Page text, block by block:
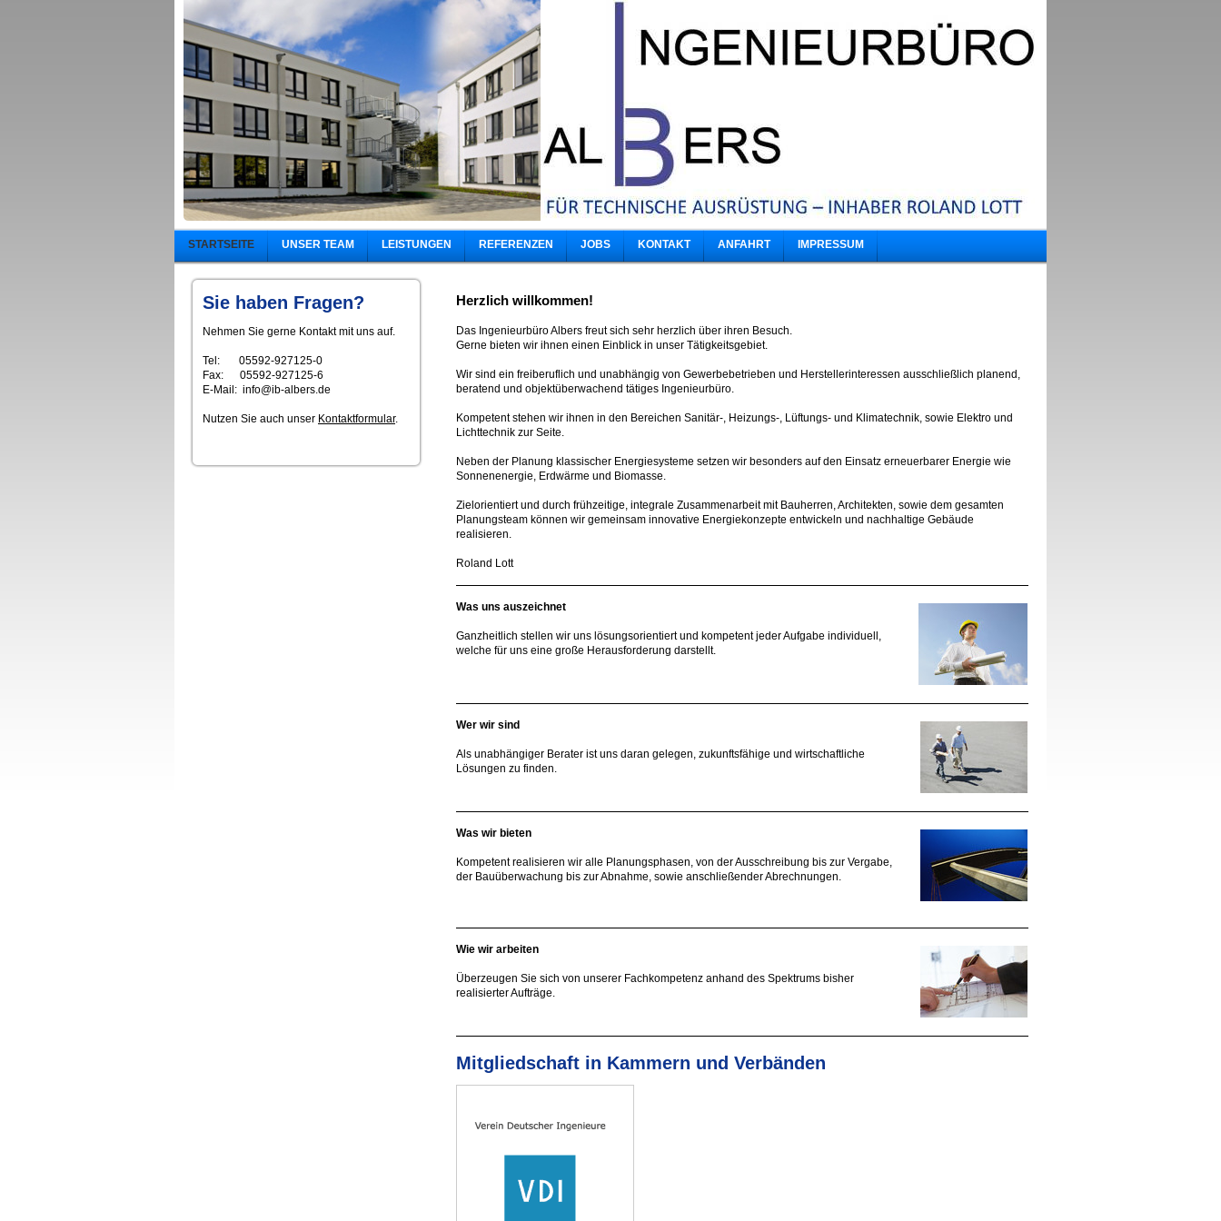
STARTSEITE UNSER TEAM LEISTUNGEN REFERENZEN JOBS KONTAKT ANFAHRT IMPRESSUM
Sie haben Fragen?
Nehmen Sie gerne Kontakt mit uns auf.
Tel: 05592-927125-0
Fax: 05592-927125-6
E-Mail: info@ib-albers.de
Nutzen Sie auch unser Kontaktformular.
Herzlich willkommen!
Das Ingenieurbüro Albers freut sich sehr herzlich über ihren Besuch.
Gerne bieten wir ihnen einen Einblick in unser Tätigkeitsgebiet.
Wir sind ein freiberuflich und unabhängig von Gewerbebetrieben und Herstellerinteressen ausschließlich planend,
beratend und objektüberwachend tätiges Ingenieurbüro.
Kompetent stehen wir ihnen in den Bereichen Sanitär-, Heizungs-, Lüftungs- und Klimatechnik, sowie Elektro und
Lichttechnik zur Seite.
Neben der Planung klassischer Energiesysteme setzen wir besonders auf den Einsatz erneuerbarer Energie wie
Sonnenenergie, Erdwärme und Biomasse.
Zielorientiert und durch frühzeitige, integrale Zusammenarbeit mit Bauherren, Architekten, sowie dem gesamten
Planungsteam können wir gemeinsam innovative Energiekonzepte entwickeln und nachhaltige Gebäude
realisieren.
Roland Lott
Was uns auszeichnet
Ganzheitlich stellen wir uns lösungsorientiert und kompetent jeder Aufgabe individuell,
welche für uns eine große Herausforderung darstellt.
Wer wir sind
Als unabhängiger Berater ist uns daran gelegen, zukunftsfähige und wirtschaftliche
Lösungen zu finden.
Was wir bieten
Kompetent realisieren wir alle Planungsphasen, von der Ausschreibung bis zur Vergabe,
der Bauüberwachung bis zur Abnahme, sowie anschließender Abrechnungen.
Wie wir arbeiten
Überzeugen Sie sich von unserer Fachkompetenz anhand des Spektrums bisher
realisierter Aufträge.
Mitgliedschaft in Kammern und Verbänden